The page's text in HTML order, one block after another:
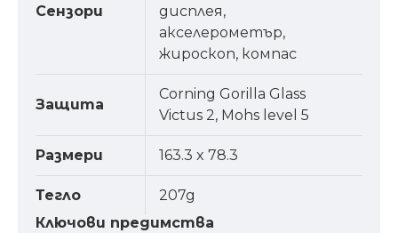
Сензори
дисплея,
акселерометър,
жироскоп, компас
Защита
Corning Gorilla Glass
Victus 2, Mohs level 5
Размери 163.3 x 78.3
Тегло
207g
Ключови предимства